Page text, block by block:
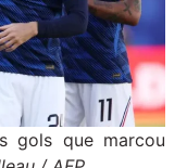
gols que marcou